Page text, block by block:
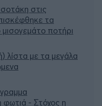
στις
τα
ποτήρι
λίστα με τα μεγάλα
- Στόχος η